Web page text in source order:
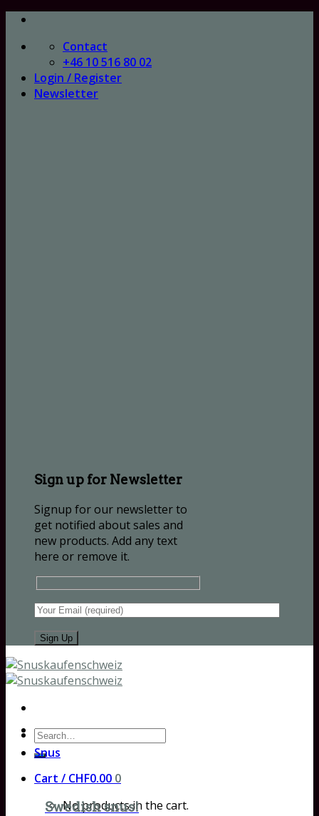
Skip
content
Contact
+46 10 516 80 02
Login / Register
Newsletter
Sign up for Newsletter
Signup for our newsletter to
get notified about sales and
new products. Add any text
here or remove it.
Search
for:
Cart / CHF0.00 0
No products in the cart.
Snus
Swedish snus!